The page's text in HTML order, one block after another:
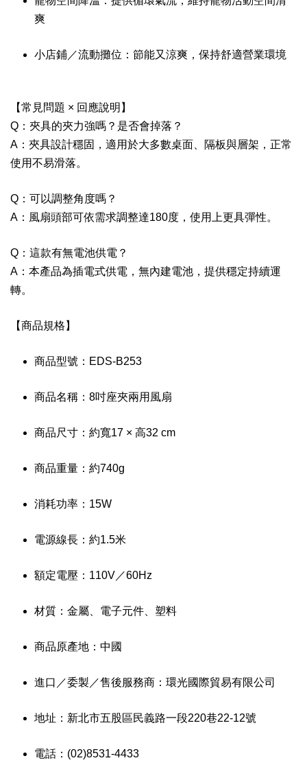
爽
小店鋪／流動攤位：節能又涼爽，保持舒適營業環境
【常見問題 × 回應說明】
Q：夾具的夾力強嗎？是否會掉落？
A：夾具設計穩固，適用於大多數桌面、隔板與層架，正常
使用不易滑落。
Q：可以調整角度嗎？
A：風扇頭部可依需求調整達180度，使用上更具彈性。
Q：這款有無電池供電？
A：本產品為插電式供電，無內建電池，提供穩定持續運
轉。
【商品規格】
商品型號：EDS-B253
商品名稱：8吋座夾兩用風扇
商品尺寸：約寬17 × 高32 cm
商品重量：約740g
消耗功率：15W
電源線長：約1.5米
額定電壓：110V／60Hz
材質：金屬、電子元件、塑料
商品原產地：中國
進口／委製／售後服務商：環光國際貿易有限公司
地址：新北市五股區民義路一段220巷22-12號
電話：(02)8531-4433